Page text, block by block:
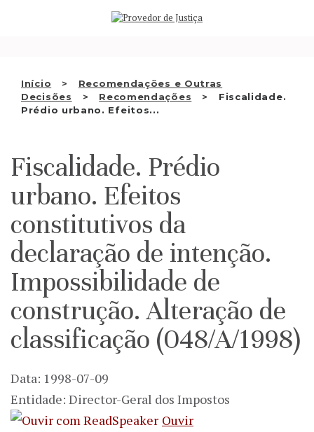
Início
Recomendações e Outras
Decisões
Recomendações
Fiscalidade.
Prédio urbano. Efeitos...
QUEM SOMOS
RECOMENDAÇÕES E OUTRAS
DECISÕES
APRESENTAR QUEIXA
PT
Fiscalidade. Prédio
urbano. Efeitos
constitutivos da
declaração de intenção.
Impossibilidade de
construção. Alteração de
classificação (048/A/1998)
Data: 1998-07-09
Entidade: Director-Geral dos Impostos
Ouvir